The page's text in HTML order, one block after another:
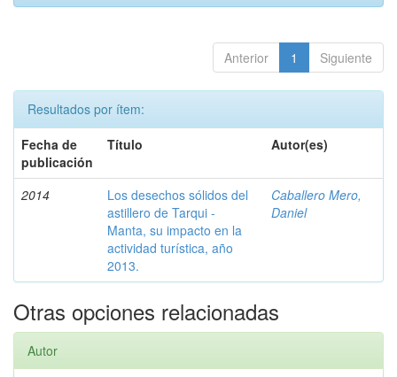
Anterior 1 Siguiente
Resultados por ítem:
Fecha de
publicación
Título Autor(es)
2014
Los desechos sólidos del
astillero de Tarqui -
Manta, su impacto en la
actividad turística, año
2013.
Caballero Mero,
Daniel
Otras opciones relacionadas
Autor